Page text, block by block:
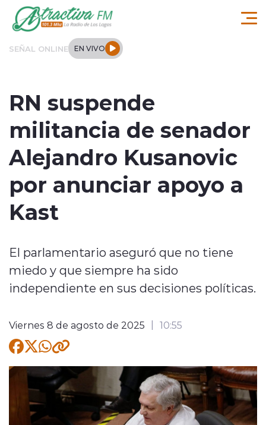
Click acá para ir directamente al contenido
SEÑAL ONLINE EN VIVO
Actualidad
Regionales
Tendencias
Internacional
Entrevistas
Quienes Somos
modo claro
RN suspende
militancia de senador
Alejandro Kusanovic
por anunciar apoyo a
Kast
El parlamentario aseguró que no tiene
miedo y que siempre ha sido
independiente en sus decisiones políticas.
Viernes 8 de agosto de 2025 10:55